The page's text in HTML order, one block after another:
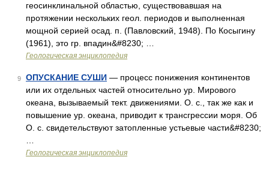
геосинклинальной областью, существовавшая на
протяжении нескольких геол. периодов и выполненная
мощной серией осад. п. (Павловский, 1948). По Косыгину
(1961), это гр. впадин&#8230; …
Геологическая энциклопедия
9 ОПУСКАНИЕ СУШИ — процесс понижения континентов
или их отдельных частей относительно ур. Мирового
океана, вызываемый тект. движениями. О. с., так же как и
повышение ур. океана, приводит к трансгрессии моря. Об
О. с. свидетельствуют затопленные устьевые части&#8230;
Геологическая энциклопедия